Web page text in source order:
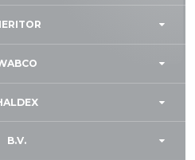
B.V.